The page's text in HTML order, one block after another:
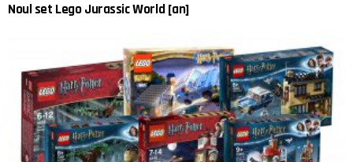
Noul set Lego Jurassic World [an]